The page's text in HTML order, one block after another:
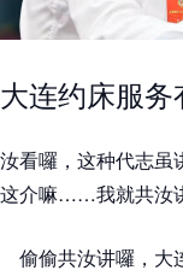
大连约床服
汝看囉，这种代志虽
这介嘛……我就共汝
偷偷共汝讲囉，大